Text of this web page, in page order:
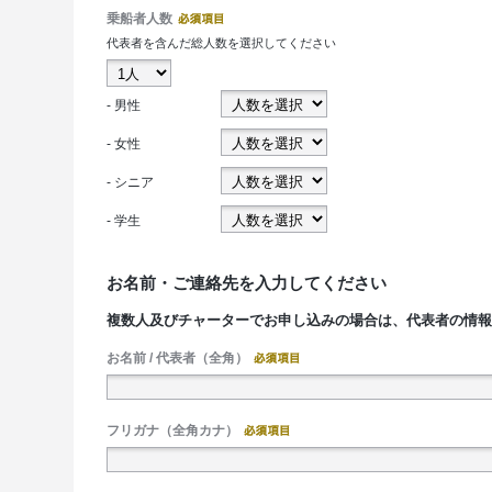
乗船者人数
代表者を含んだ総人数を選択してください
- 男性
- 女性
- シニア
- 学生
お名前・ご連絡先を入力してください
複数人及びチャーターでお申し込みの場合は、代表者の情
お名前 / 代表者（全角）
フリガナ（全角カナ）